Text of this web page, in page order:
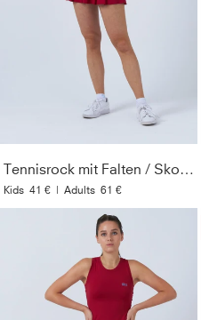
Tennisrock mit Falten / Skort, bordeaux rot
Kids 41 € | Adults 61 €